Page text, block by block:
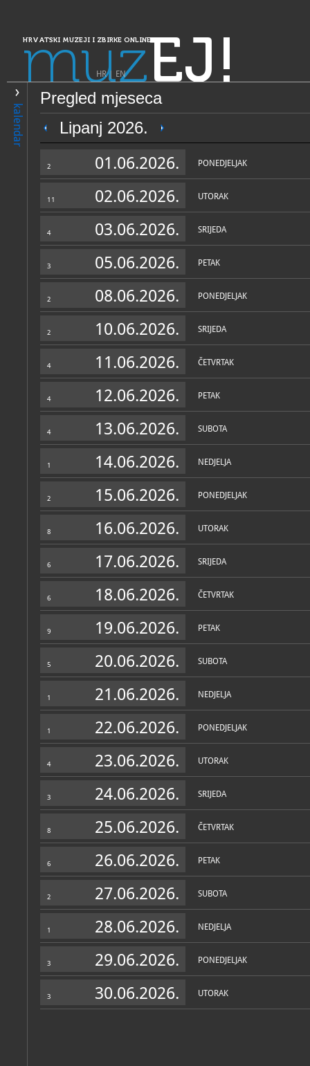
HRVATSKI MUZEJI I ZBIRKE ONLINE
muzEJ!
HR| EN
kalendar
Pregled mjeseca
Lipanj 2026.
2 01.06.2026. PONEDJELJAK
11 02.06.2026. UTORAK
4 03.06.2026. SRIJEDA
3 05.06.2026. PETAK
2 08.06.2026. PONEDJELJAK
2 10.06.2026. SRIJEDA
4 11.06.2026. ČETVRTAK
4 12.06.2026. PETAK
4 13.06.2026. SUBOTA
1 14.06.2026. NEDJELJA
2 15.06.2026. PONEDJELJAK
8 16.06.2026. UTORAK
6 17.06.2026. SRIJEDA
6 18.06.2026. ČETVRTAK
9 19.06.2026. PETAK
5 20.06.2026. SUBOTA
1 21.06.2026. NEDJELJA
1 22.06.2026. PONEDJELJAK
4 23.06.2026. UTORAK
3 24.06.2026. SRIJEDA
8 25.06.2026. ČETVRTAK
6 26.06.2026. PETAK
2 27.06.2026. SUBOTA
1 28.06.2026. NEDJELJA
3 29.06.2026. PONEDJELJAK
3 30.06.2026. UTORAK
PRETRAŽIVANJE
Dalmacija
Muzej grada Splita
OPĆI PODACI
Zbirke